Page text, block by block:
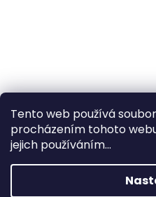
Tento web používá
procházením tohoto
jejich používáním...
Hledáte nejvýhodnější
pomocíregistrace